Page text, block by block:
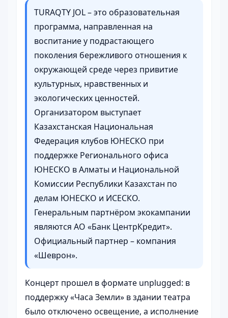
TURAQTY JOL – это образовательная
программа, направленная на
воспитание у подрастающего
поколения бережливого отношения к
окружающей среде через привитие
культурных, нравственных и
экологических ценностей.
Организатором выступает
Казахстанская Национальная
Федерация клубов ЮНЕСКО при
поддержке Регионального офиса
ЮНЕСКО в Алматы и Национальной
Комиссии Республики Казахстан по
делам ЮНЕСКО и ИСЕСКО.
Генеральным партнёром экокампании
являются АО «Банк ЦентрКредит».
Официальный партнер – компания
«Шеврон».
Концерт прошел в формате unplugged: в
поддержку «Часа Земли» в здании театра
было отключено освещение, а исполнение